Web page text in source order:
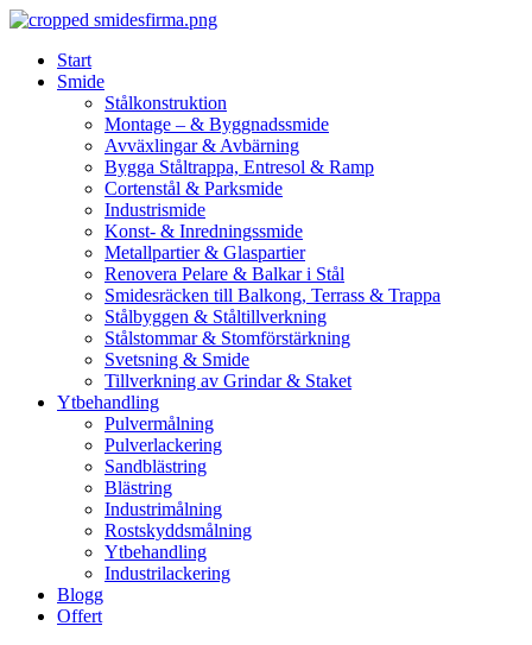
Skip
contentStart
Smide
Stålkonstruktion
Montage – & Byggnadssmide
Avväxlingar & Avbärning
Bygga Ståltrappa, Entresol & Ramp
Cortenstål & Parksmide
Industrismide
Konst- & Inredningssmide
Metallpartier & Glaspartier
Renovera Pelare & Balkar i Stål
Smidesräcken till Balkong, Terrass & Trappa
Stålbyggen & Ståltillverkning
Stålstommar & Stomförstärkning
Svetsning & Smide
Tillverkning av Grindar & Staket
Ytbehandling
Pulvermålning
Pulverlackering
Sandblästring
Blästring
Industrimålning
Rostskyddsmålning
Ytbehandling
Industrilackering
Blogg
Offert